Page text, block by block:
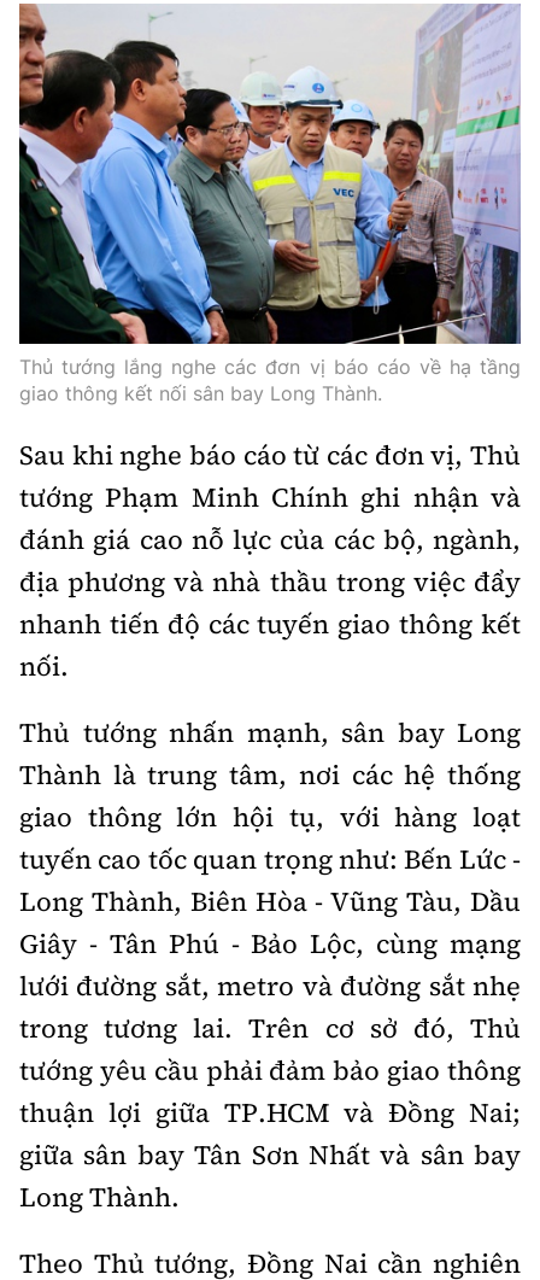
Thủ tướng lắng nghe các đơn vị báo cáo về hạ tầng
giao thông kết nối sân bay Long Thành.
Sau khi nghe báo cáo từ các đơn vị, Thủ
tướng Phạm Minh Chính ghi nhận và
đánh giá cao nỗ lực của các bộ, ngành,
địa phương và nhà thầu trong việc đẩy
nhanh tiến độ các tuyến giao thông kết
nối.
Thủ tướng nhấn mạnh, sân bay Long
Thành là trung tâm, nơi các hệ thống
giao thông lớn hội tụ, với hàng loạt
tuyến cao tốc quan trọng như: Bến Lức -
Long Thành, Biên Hòa - Vũng Tàu, Dầu
Giây - Tân Phú - Bảo Lộc, cùng mạng
lưới đường sắt, metro và đường sắt nhẹ
trong tương lai. Trên cơ sở đó, Thủ
tướng yêu cầu phải đảm bảo giao thông
thuận lợi giữa TP.HCM và Đồng Nai;
giữa sân bay Tân Sơn Nhất và sân bay
Long Thành.
Theo Thủ tướng, Đồng Nai cần nghiên